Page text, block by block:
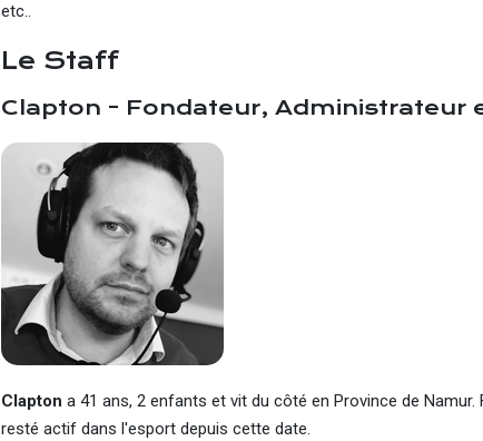
etc..
Le Staff
Clapton - Fondateur, Administrateur
Clapton a 41 ans, 2 enfants et vit du côté en Province de Namur.
resté actif dans l'esport depuis cette date.